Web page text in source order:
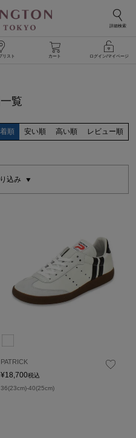
詳細検索
リスト カート ログイン/マイページ
覧
順 安い順 高い順 レビュー順
込み
PATRICK
¥18,700税込
36(23cm)-40(25cm)